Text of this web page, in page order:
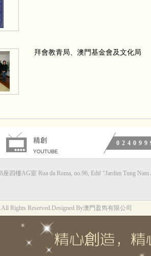
拜會教青局、澳門基金會及文化局
演出時間：2015年8月8日星期六下午
演出地點：香港九龍灣Megabox 通利演
票價：HK$130
琴約在黃昏2週年*拔萃匯演
四樓AG室 Rua da Roma, no.96, Edif "Jardim Tung
Rights Reserved.Designed By澳門盈雋有限公司